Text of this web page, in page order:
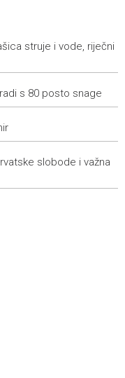
javna nabavka za
2026. podijeljeno
constituent peoples
7
revijom i
Court of BiH
struje i vode, riječni
s 80 posto snage
slobode i važna